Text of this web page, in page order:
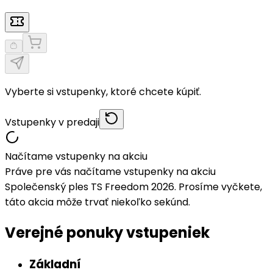
Vyberte si vstupenky, ktoré chcete kúpiť.
Vstupenky v predaji
Načítame vstupenky na akciu
Práve pre vás načítame vstupenky na akciu
Společenský ples TS Freedom 2026. Prosíme vyčkete,
táto akcia môže trvať niekoľko sekúnd.
Verejné ponuky vstupeniek
Základní